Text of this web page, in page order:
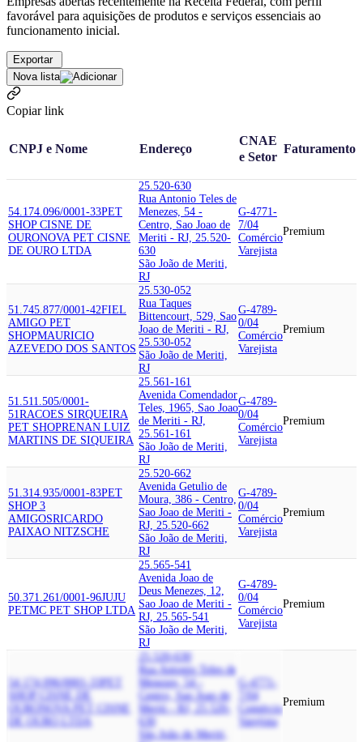
favorável para aquisições de produtos e serviços essenciais ao
funcionamento inicial.
Exportar
Nova lista
Copiar link
CNPJ e Nome Endereço
CNAE
e Setor
Faturamento
54.174.096/0001-33PET
SHOP CISNE DE
OURONOVA PET CISNE
DE OURO LTDA
25.520-630
Rua Antonio Teles de
Menezes, 54 -
Centro, Sao Joao de
Meriti - RJ, 25.520-
630
São João de Meriti,
RJ
G-4771-
7/04
Comércio
Varejista
Premium
51.745.877/0001-42FIEL
AMIGO PET
SHOPMAURICIO
AZEVEDO DOS SANTOS
25.530-052
Rua Taques
Bittencourt, 529, Sao
Joao de Meriti - RJ,
25.530-052
São João de Meriti,
RJ
G-4789-
0/04
Comércio
Varejista
Premium
51.511.505/0001-
51RACOES SIRQUEIRA
PET SHOPRENAN LUIZ
MARTINS DE SIQUEIRA
25.561-161
Avenida Comendador
Teles, 1965, Sao Joao
de Meriti - RJ,
25.561-161
São João de Meriti,
RJ
G-4789-
0/04
Comércio
Varejista
Premium
51.314.935/0001-83PET
SHOP 3
AMIGOSRICARDO
PAIXAO NITZSCHE
25.520-662
Avenida Getulio de
Moura, 386 - Centro,
Sao Joao de Meriti -
RJ, 25.520-662
São João de Meriti,
RJ
G-4789-
0/04
Comércio
Varejista
Premium
50.371.261/0001-96JUJU
PETMC PET SHOP LTDA
25.565-541
Avenida Joao de
Deus Menezes, 12,
Sao Joao de Meriti -
RJ, 25.565-541
São João de Meriti,
RJ
G-4789-
0/04
Comércio
Varejista
Premium
54.174.096/0001-33PET
OURO
NOVA PET CISNE
DE OURO LTDA
25.520-630
Rua Antonio Teles de
Menezes, 54 -
Centro, Sao Joao de
Meriti - RJ, 25.520-
São João de Meriti,
G-4771-
7/04
Comércio
Varejista
Premium